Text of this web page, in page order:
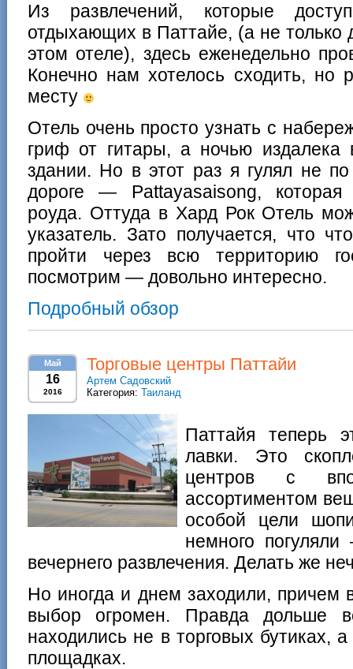
Из развлечений, которые
отдыхающих в Паттайе, (а не
этом отеле), здесь еженедельно
Конечно нам хотелось сходить, но
месту
Отель очень просто узнать с
гриф от гитары, а ночью издалека
здании. Но в этот раз я гулял не
дороге — Pattayasaisong,
роуда. Оттуда в Хард Рок Отель
указатель. Зато получается, что
пройти через всю территорию
посмотрим — довольно интересно.
Подробный обзор
Май
16
2016
Торговые центры Паттайи
Артем Садовский
Категория: Таиланд
Паттайя теперь
лавки. Это
центров с
ассортиментом
особой цели
немного
вечернего развлечения. Делать же
Но иногда и днем заходили, причем
выбор огромен. Правда дольше
находились не в торговых бутиках,
площадках.